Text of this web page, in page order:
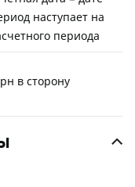
наступает на
периода
в сторону